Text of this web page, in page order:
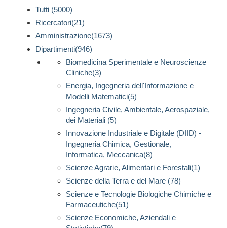
Tutti (5000)
Ricercatori(21)
Amministrazione(1673)
Dipartimenti(946)
Biomedicina Sperimentale e Neuroscienze
Cliniche(3)
Energia, Ingegneria dell'Informazione e
Modelli Matematici(5)
Ingegneria Civile, Ambientale, Aerospaziale,
dei Materiali (5)
Innovazione Industriale e Digitale (DIID) -
Ingegneria Chimica, Gestionale,
Informatica, Meccanica(8)
Scienze Agrarie, Alimentari e Forestali(1)
Scienze della Terra e del Mare (78)
Scienze e Tecnologie Biologiche Chimiche e
Farmaceutiche(51)
Scienze Economiche, Aziendali e